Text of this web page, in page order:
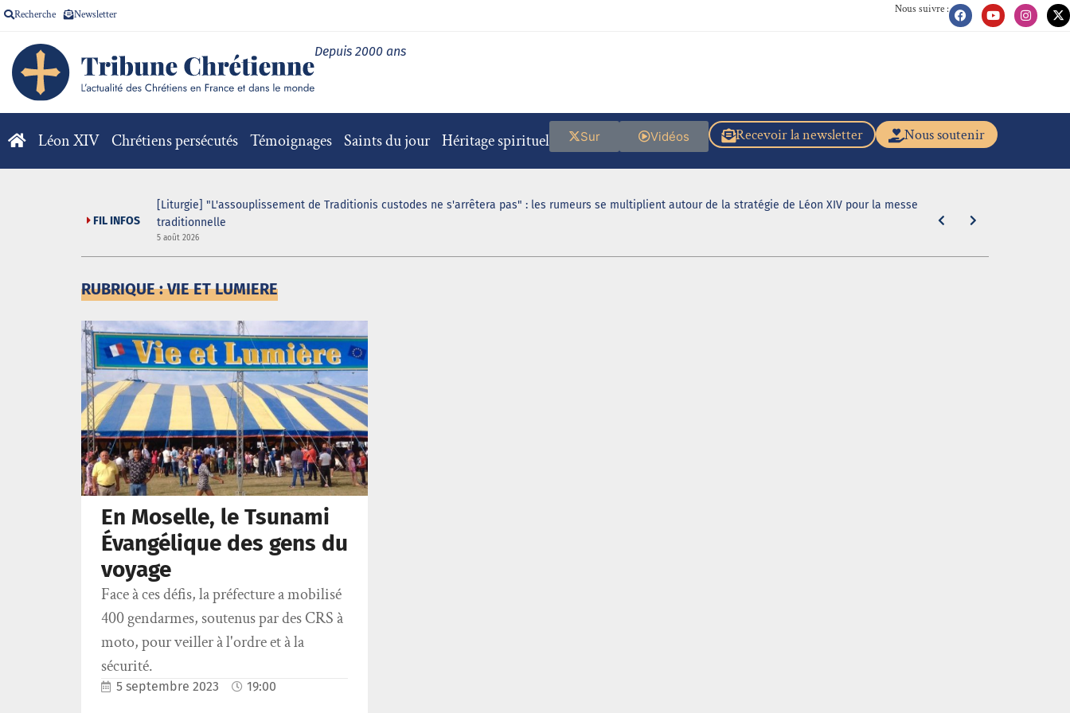
Recherche Newsletter Nous suivre :
Depuis 2000 ans
Léon XIV Chrétiens persécutés Témoignages Saints du jour Héritage spirituel Nous soutenir
Recevoir la newsletter
Vidéos
Sur
FIL INFOS
[Liturgie] "L'assouplissement de Traditionis custodes ne s'arrêtera pas" : les rumeurs se multiplient autour de la stratégie de Léon XIV pour la messe
traditionnelle
5 août 2026
RUBRIQUE : VIE ET LUMIERE
En Moselle, le Tsunami
Évangélique des gens du
voyage
Face à ces défis, la préfecture a mobilisé
400 gendarmes, soutenus par des CRS à
moto, pour veiller à l'ordre et à la
sécurité.
5 septembre 2023 19:00